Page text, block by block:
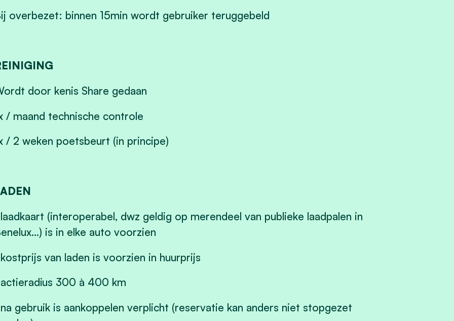
overbezet: binnen 15min wordt gebruiker teruggebeld
door kenis Share gedaan
/ maand technische controle
/ 2 weken poetsbeurt (in principe)
laadkaart (interoperabel, dwz geldig op merendeel van publieke laadpalen in
is in elke auto voorzien
kostprijs van laden is voorzien in huurprijs
actieradius 300 à 400 km
na gebruik is aankoppelen verplicht (reservatie kan anders niet stopgezet